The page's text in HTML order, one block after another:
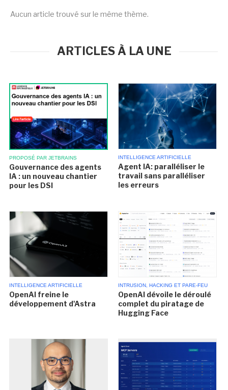
Aucun article trouvé sur le même thème.
ARTICLES À LA UNE
PROPOSÉ PAR JETBRAINS
Gouvernance des agents
IA : un nouveau chantier
pour les DSI
INTELLIGENCE ARTIFICIELLE
Agent IA: paralléliser le
travail sans paralléliser
les erreurs
INTELLIGENCE ARTIFICIELLE
OpenAI freine le
développement d'Astra
INTRUSION, HACKING ET PARE-FEU
OpenAI dévoile le déroulé
complet du piratage de
Hugging Face